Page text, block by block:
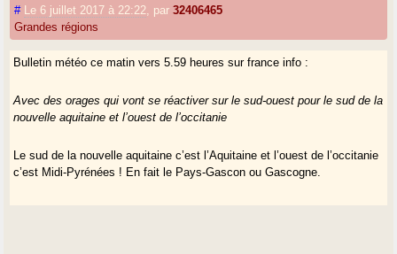
# Le 6 juillet 2017 à 22:22 par32406465
Grandes régions
Bulletin météo ce matin vers 5.59 heures sur france info :
Avec des orages qui vont se réactiver sur le sud-ouest pour le sud de la
nouvelle aquitaine et l’ouest de l’occitanie
Le sud de la nouvelle aquitaine c’est l’Aquitaine et l’ouest de l’occitanie
c’est Midi-Pyrénées ! En fait le Pays-Gascon ou Gascogne.